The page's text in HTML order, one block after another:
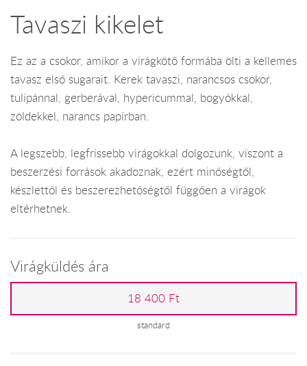
Tavaszi kikelet
Ez az a csokor, amikor a virágkötő formába ölti a kellemes
tavasz első sugarait. Kerek tavaszi, narancsos csokor,
tulipánnal, gerberával, hypericummal, bogyókkal,
zöldekkel, narancs papírban.
A legszebb, legfrissebb virágokkal dolgozunk, viszont a
beszerzési források akadoznak, ezért minőségtől,
készlettől és beszerezhetőségtől függően a virágok
eltérhetnek.
Virágküldés ára
18 400 Ft
standard